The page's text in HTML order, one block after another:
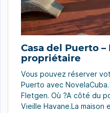
Casa del Puerto
propriétaire
Vous pouvez réserver
Puerto avec
Fletgen. Où ?A côté du
Vieille Havane.La maison